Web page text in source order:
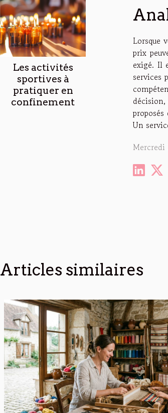
Les activités
sportives à
pratiquer en
confinement
Lorsque
prix
exigé. Il
services
Un
Articles similaires